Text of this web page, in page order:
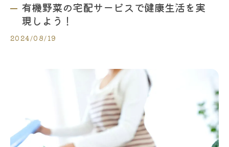
有機野菜の宅配サービスで健康生活を実
現しよう！
2024/08/19